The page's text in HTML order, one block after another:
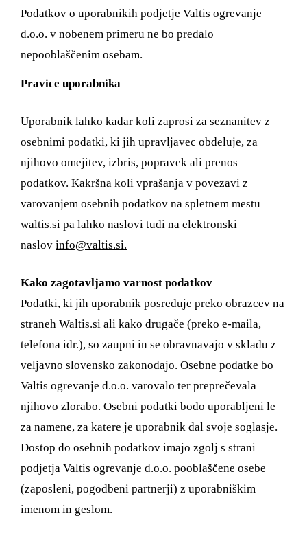
Podatkov o uporabnikih podjetje Valtis ogrevanje
d.o.o. v nobenem primeru ne bo predalo
nepooblaščenim osebam.
Pravice uporabnika
Uporabnik lahko kadar koli zaprosi za seznanitev z
osebnimi podatki, ki jih upravljavec obdeluje, za
njihovo omejitev, izbris, popravek ali prenos
podatkov. Kakršna koli vprašanja v povezavi z
varovanjem osebnih podatkov na spletnem mestu
waltis.si pa lahko naslovi tudi na elektronski
naslov info@valtis.si.
Kako zagotavljamo varnost podatkov
Podatki, ki jih uporabnik posreduje preko obrazcev na
straneh Waltis.si ali kako drugače (preko e-maila,
telefona idr.), so zaupni in se obravnavajo v skladu z
veljavno slovensko zakonodajo. Osebne podatke bo
Valtis ogrevanje d.o.o. varovalo ter preprečevala
njihovo zlorabo. Osebni podatki bodo uporabljeni le
za namene, za katere je uporabnik dal svoje soglasje.
Dostop do osebnih podatkov imajo zgolj s strani
podjetja Valtis ogrevanje d.o.o. pooblaščene osebe
(zaposleni, pogodbeni partnerji) z uporabniškim
imenom in geslom.